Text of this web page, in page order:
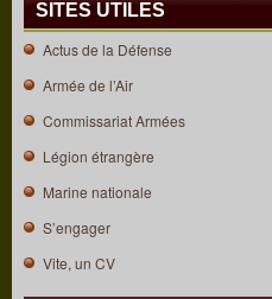
SITES UTILES
Actus de la Défense
Armée de l’Air
Commissariat Armées
Légion étrangère
Marine nationale
S’engager
Vite, un CV